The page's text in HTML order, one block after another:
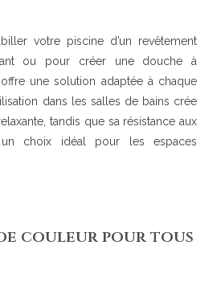
votre piscine d’un revêtement
ou pour créer une douche à
offre une solution adaptée à chaque
dans les salles de bains crée
tandis que sa résistance aux
choix idéal pour les espaces
couleur pour tous